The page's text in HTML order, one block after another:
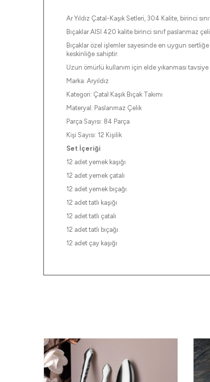
Ar Yıldız Çatal-Kaşık Setleri, 304 Kalite, birinci
Bıçaklar AISI 420 kalite birinci sınıf paslanmaz
Bıçaklar özel işlemler sayesinde en uygun
keskinliğe sahiptir.
Uzun ömürlü kullanım için elde yıkanması tavsiye
Marka: Aryıldız
Kategori: Çatal Kaşık Bıçak Takımı
Materyal: Paslanmaz Çelik
Parça Sayısı: 84 Parça
Kişi Sayısı: 12 Kişilik
Set İçeriği
12 adet yemek kaşığı
12 adet yemek çatalı
12 adet yemek bıçağı
12 adet tatlı kaşığı
12 adet tatlı çatalı
12 adet tatlı bıçağı
12 adet çay kaşığı